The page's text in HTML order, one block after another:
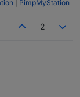
PimpMyStation
2